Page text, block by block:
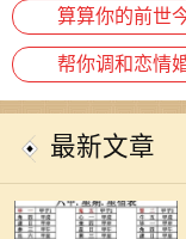
算算你的前世
帮你调和恋情
最新文章